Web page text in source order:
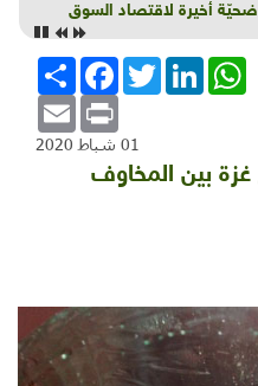
وديانٌ مختطفة وأشجار دخيلة
و"ذبح أسود"
انشر
FacebookTwitterLinkedInWhatsApp
Email Print
01 شباط 2020
غزة بين المخاوف